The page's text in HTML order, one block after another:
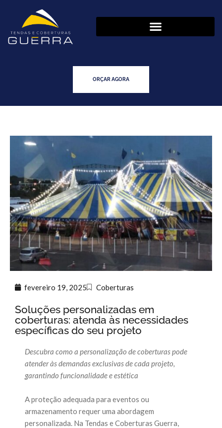
ORÇAR AGORA
fevereiro 19, 2025 Coberturas
Soluções personalizadas em
coberturas: atenda às necessidades
específicas do seu projeto
Descubra como a personalização de coberturas pode
atender às demandas exclusivas de cada projeto,
garantindo funcionalidade e estética
A proteção adequada para eventos ou
armazenamento requer uma abordagem
personalizada. Na Tendas e Coberturas Guerra,